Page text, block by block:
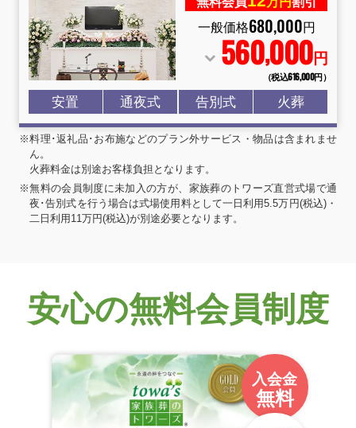
一般価格680,000円
560,000円
（税込616,000円）
安置 通夜式 告別式 火葬
※料理･返礼品･お布施などのプラン外サービス・物品は含まれませ
ん。
火葬料金は別途お客様負担となります。
※無料の会員制度に未加入の方が、家族葬のトワーズ直営式場で通
夜･告別式を行う場合は式場使用料として一日利用5.5万円(税込)・
二日利用11万円(税込)が別途必要となります。
安心の無料会員制度
入会金
無料